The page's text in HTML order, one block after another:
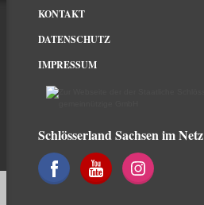
KONTAKT
DATENSCHUTZ
IMPRESSUM
Schlösserland Sachsen im Netz